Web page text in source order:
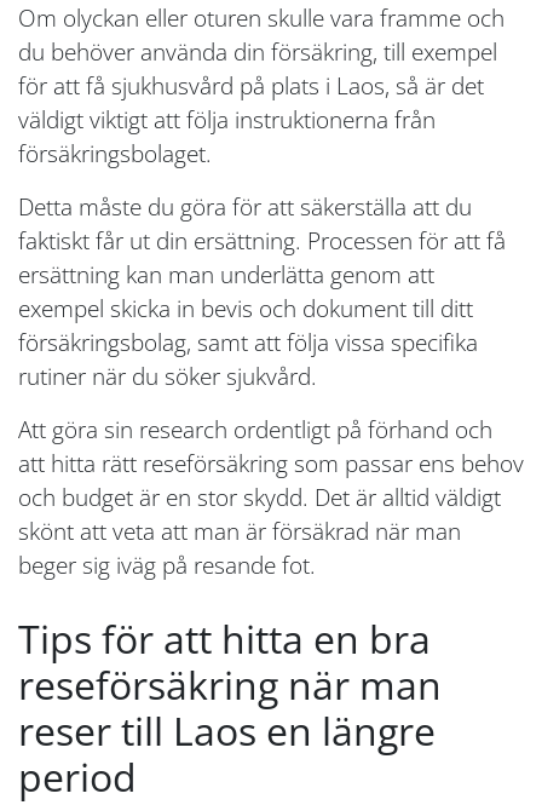
Om olyckan eller oturen skulle vara framme och
du behöver använda din försäkring, till exempel
för att få sjukhusvård på plats i Laos, så är det
väldigt viktigt att följa instruktionerna från
försäkringsbolaget.
Detta måste du göra för att säkerställa att du
faktiskt får ut din ersättning. Processen för att få
ersättning kan man underlätta genom att
exempel skicka in bevis och dokument till ditt
försäkringsbolag, samt att följa vissa specifika
rutiner när du söker sjukvård.
Att göra sin research ordentligt på förhand och
att hitta rätt reseförsäkring som passar ens behov
och budget är en stor skydd. Det är alltid väldigt
skönt att veta att man är försäkrad när man
beger sig iväg på resande fot.
Tips för att hitta en bra
reseförsäkring när man
reser till Laos en längre
period